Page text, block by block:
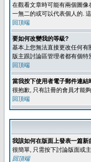
在觀看文章時可能有兩個圖像
一無二的或可以代表個人的.
回頂端
要如何改變我的等級?
基本上您無法直接更改任何
版主跟討論區管理者都有個
回頂端
當我按下使用者電子郵件連結
很抱歉, 只有註冊的會員才能
回頂端
我該如何在版面上發表一篇新
很簡單, 只需按下討論版面或
回頂端